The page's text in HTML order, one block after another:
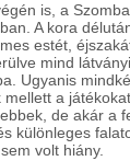
is, a
A kora
estét,
mind
Ugyanis
a
de akár a
különleges
volt hiány.